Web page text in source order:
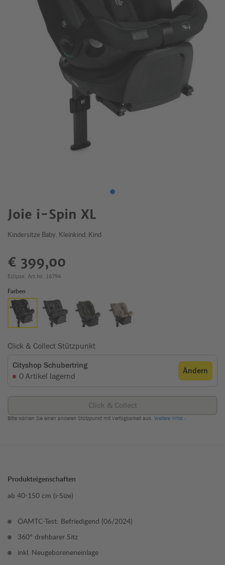
Joie i-Spin XL
Kindersitze Baby, Kleinkind, Kind
€ 399,00
Eclipse, Art.Nr. 16794
Farben
Produkteigenschaften
ab 40-150 cm (i-Size)
ÖAMTC-Test: Befriedigend (06/2024)
360° drehbarer Sitz
inkl. Neugeboreneneinlage